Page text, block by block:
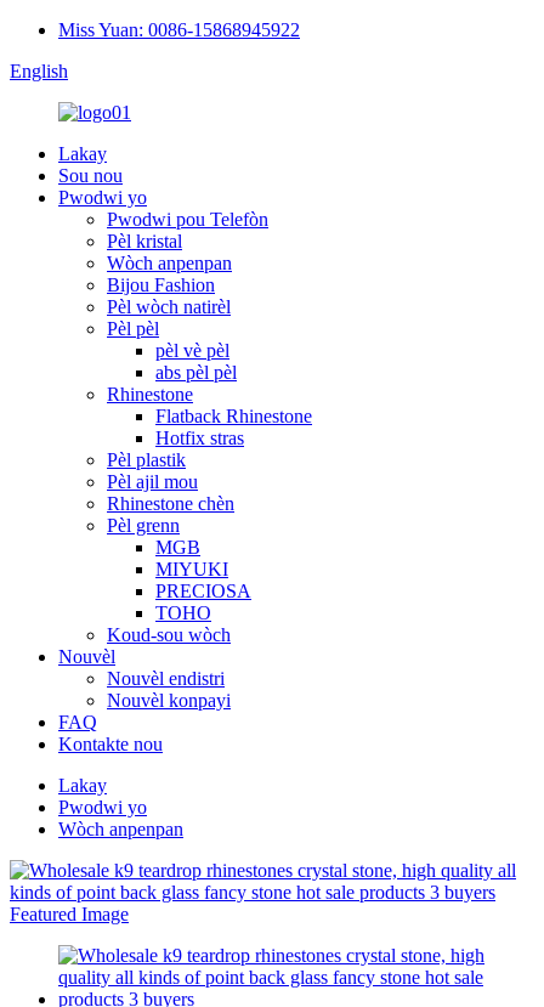
Miss Yuan: 0086-15868945922
English
Lakay
Sou nou
Pwodwi yo
Pwodwi pou Telefòn
Pèl kristal
Wòch anpenpan
Bijou Fashion
Pèl wòch natirèl
Pèl pèl
pèl vè pèl
abs pèl pèl
Rhinestone
Flatback Rhinestone
Hotfix stras
Pèl plastik
Pèl ajil mou
Rhinestone chèn
Pèl grenn
MGB
MIYUKI
PRECIOSA
TOHO
Koud-sou wòch
Nouvèl
Nouvèl endistri
Nouvèl konpayi
FAQ
Kontakte nou
Lakay
Pwodwi yo
Wòch anpenpan